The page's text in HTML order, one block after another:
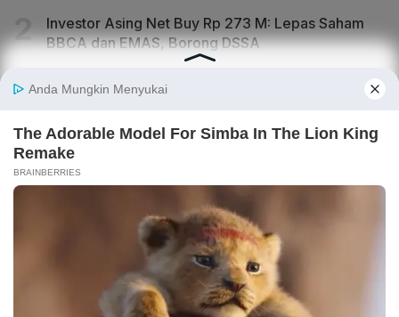
Investor Asing Net Buy Rp 273 M: Lepas Saham
BBCA dan EMAS, Borong DSSA
IPO Anak Usaha DEWA Gayo Mineral
IHSG Naik ke 6.409, Ada Crossing Saham Jumbo
di MGLV, BNBR, BMRI, SMMA
IHSG Berpeluang Naik, Saham ICBP, CDIA hingga
DSSA Jadi Jagoan Analis